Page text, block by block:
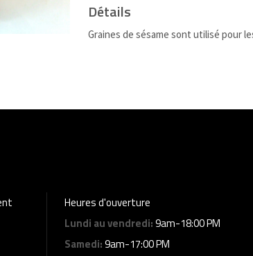
Détails
Graines de sésame sont utilisé pour
Heures d'ouverture
Lundi au vendredi:9am-18:00 PM
Samedi:9am-17:00 PM